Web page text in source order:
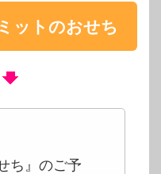
ットのおせち
ち』のご予